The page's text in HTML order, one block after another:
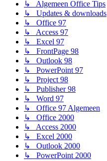
↳ Algemeen Office Tips
↳ Updates & downloads
↳ Office 97
↳ Access 97
↳ Excel 97
↳ FrontPage 98
↳ Outlook 98
↳ PowerPoint 97
↳ Project 98
↳ Publisher 98
↳ Word 97
↳ Office 97 Algemeen
↳ Office 2000
↳ Access 2000
↳ Excel 2000
↳ Outlook 2000
↳ PowerPoint 2000